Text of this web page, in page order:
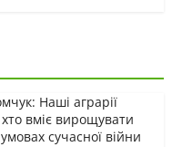
Наші аграрії
хто вміє вирощувати
сучасної війни